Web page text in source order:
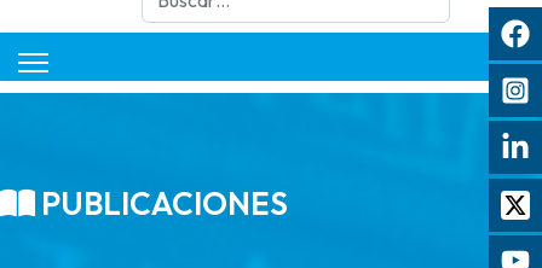
PUBLICACIONES